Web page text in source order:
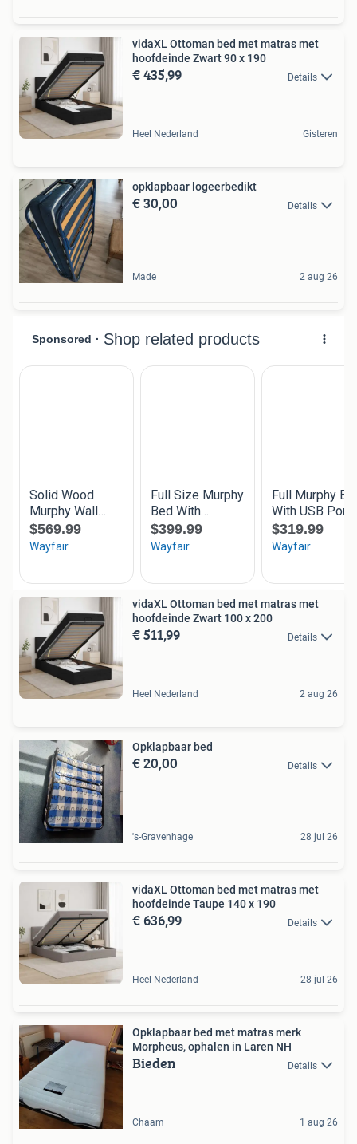
vidaXL Ottoman bed met matras met
hoofdeinde Zwart 90 x 190
€ 435,99 Details
Heel Nederland Gisteren
opklapbaar logeerbedikt
€ 30,00 Details
Made 2 aug 26
vidaXL Ottoman bed met matras met
hoofdeinde Zwart 100 x 200
€ 511,99 Details
Heel Nederland 2 aug 26
Opklapbaar bed
€ 20,00 Details
's-Gravenhage 28 jul 26
vidaXL Ottoman bed met matras met
hoofdeinde Taupe 140 x 190
€ 636,99 Details
Heel Nederland 28 jul 26
Opklapbaar bed met matras merk
Morpheus, ophalen in Laren NH
Bieden Details
Chaam 1 aug 26